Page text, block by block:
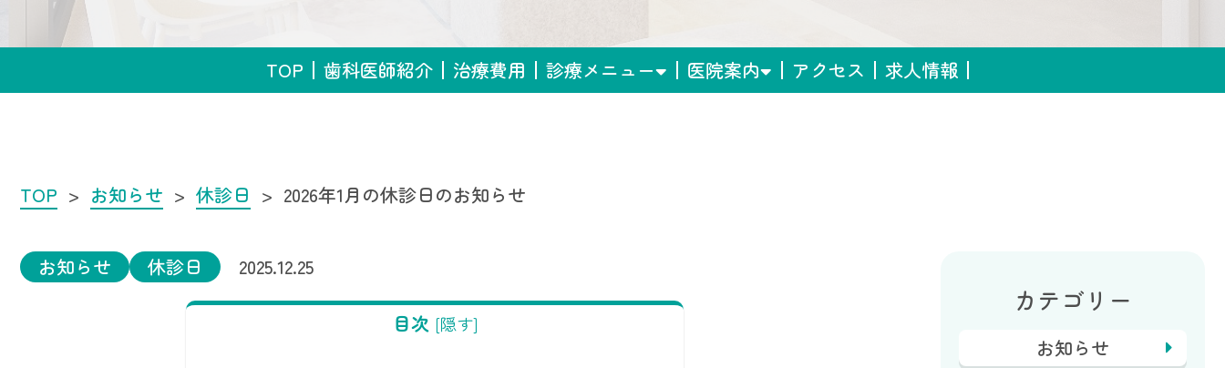
TOP 歯科医師紹介 治療費用 診療メニュー 医院案内 アクセス 求人情報
TOP お知らせ 休診日 2026年1月の休診日のお知らせ
お知らせ 休診日 2025.12.25
目次 [隠す]
カテゴリー
お知らせ